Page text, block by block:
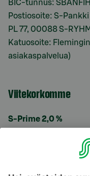
BIC-tunnus:
Postiosoite: S-Pankki
PL 77, 00088 S-
Katuosoite:
asiakaspalvelua)
Viitekorkomme
S-Prime 2,0 %